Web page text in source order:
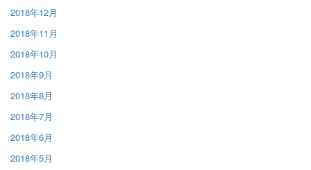
2018年12月
2018年11月
2018年10月
2018年9月
2018年8月
2018年7月
2018年6月
2018年5月